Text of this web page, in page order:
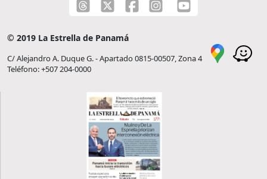
© 2019 La Estrella de Panamá
C/ Alejandro A. Duque G. - Apartado 0815-00507, Zona 4
Teléfono: +507 204-0000